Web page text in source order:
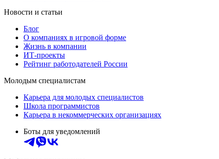
Новости и статьи
Блог
О компаниях в игровой форме
Жизнь в компании
ИТ-проекты
Рейтинг работодателей России
Молодым специалистам
Карьера для молодых специалистов
Школа программистов
Карьера в некоммерческих организациях
Боты для уведомлений